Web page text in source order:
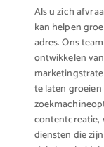
Als u zich
kan helpen
adres. Ons
ontwikkelen
te laten
contentcreatie,
diensten die